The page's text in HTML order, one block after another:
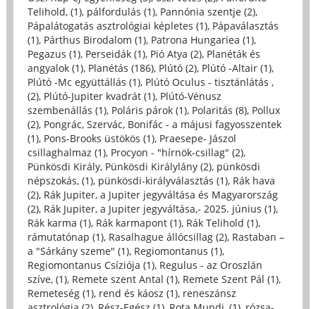
Telihold, (1), pálfordulás (1), Pannónia szentje (2),
Pápalátogatás asztrológiai képletes (1), Pápaválasztás
(1), Párthus Birodalom (1), Patrona Hungariea (1),
Pegazus (1), Perseidák (1), Pió Atya (2), Planéták és
angyalok (1), Planétás (186), Plútó (2), Plútó -Altair (1),
Plútó -Mc együttállás (1), Plútó Oculus - tisztánlátás ,
(2), Plútó-Jupiter kvadrát (1), Plútó-Vénusz
szembenállás (1), Poláris párok (1), Polaritás (8), Pollux
(2), Pongrác, Szervác, Bonifác - a májusi fagyosszentek
(1), Pons-Brooks üstökös (1), Praesepe- Jászol
csillaghalmaz (1), Procyon - "hírnök-csillag" (2),
Pünkösdi Király, Pünkösdi Királylány (2), pünkösdi
népszokás, (1), pünkösdi-királyválasztás (1), Rák hava
(2), Rák Jupiter, a Jupiter jegyváltása és Magyarország
(2), Rák Jupiter, a Jupiter jegyváltása,- 2025. június (1),
Rák karma (1), Rák karmapont (1), Rák Telihold (1),
rámutatónap (1), Rasalhague állócsillag (2), Rastaban –
a "Sárkány szeme" (1), Regiomontanus (1),
Regiomontanus Csíziója (1), Regulus - az Oroszlán
szíve, (1), Remete szent Antal (1), Remete Szent Pál (1),
Remeteség (1), rend és káosz (1), reneszánsz